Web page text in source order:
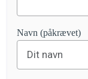
Navn (påkrævet)